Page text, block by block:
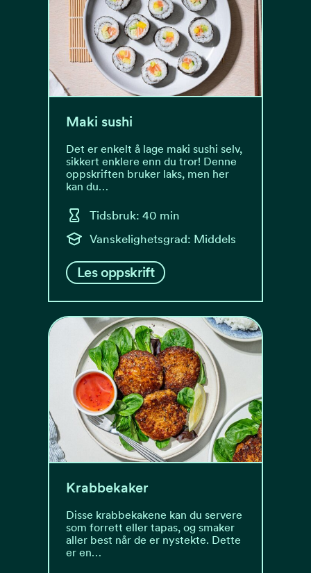
Maki sushi
Det er enkelt å lage maki sushi selv,
sikkert enklere enn du tror! Denne
oppskriften bruker laks, men her
kan du…
Tidsbruk: 40 min
Vanskelighetsgrad: Middels
Les oppskrift
Krabbekaker
Disse krabbekakene kan du servere
som forrett eller tapas, og smaker
aller best når de er nystekte. Dette
er en…